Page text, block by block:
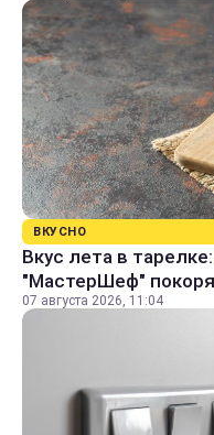
ВКУСНО
Вкус лета в
"МастерШеф"
07 августа 2026, 11:04